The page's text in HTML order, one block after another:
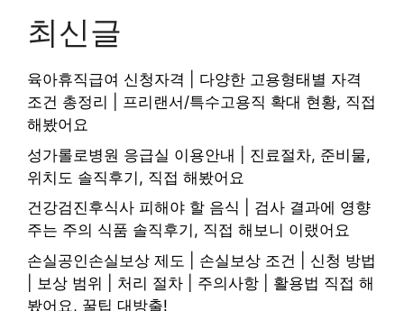
최신글
육아휴직급여 신청자격 | 다양한 고용형태별 자격
조건 총정리 | 프리랜서/특수고용직 확대 현황, 직접
해봤어요
성가롤로병원 응급실 이용안내 | 진료절차, 준비물,
위치도 솔직후기, 직접 해봤어요
건강검진후식사 피해야 할 음식 | 검사 결과에 영향
주는 주의 식품 솔직후기, 직접 해보니 이랬어요
손실공인손실보상 제도 | 손실보상 조건 | 신청 방법
| 보상 범위 | 처리 절차 | 주의사항 | 활용법 직접 해
봤어요, 꿀팁 대방출!